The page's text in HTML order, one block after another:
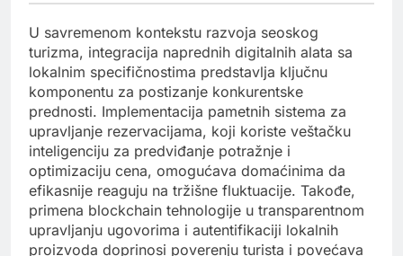
U savremenom kontekstu razvoja seoskog
turizma, integracija naprednih digitalnih alata sa
lokalnim specifičnostima predstavlja ključnu
komponentu za postizanje konkurentske
prednosti. Implementacija pametnih sistema za
upravljanje rezervacijama, koji koriste veštačku
inteligenciju za predviđanje potražnje i
optimizaciju cena, omogućava domaćinima da
efikasnije reaguju na tržišne fluktuacije. Takođe,
primena blockchain tehnologije u transparentnom
upravljanju ugovorima i autentifikaciji lokalnih
proizvoda doprinosi poverenju turista i povećava